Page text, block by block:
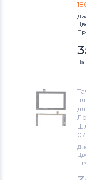
Тачскрины
Тачскрины
Тачскрины
Клавиатуры
Тачскрины
Тачскрины
Тачскрины
На